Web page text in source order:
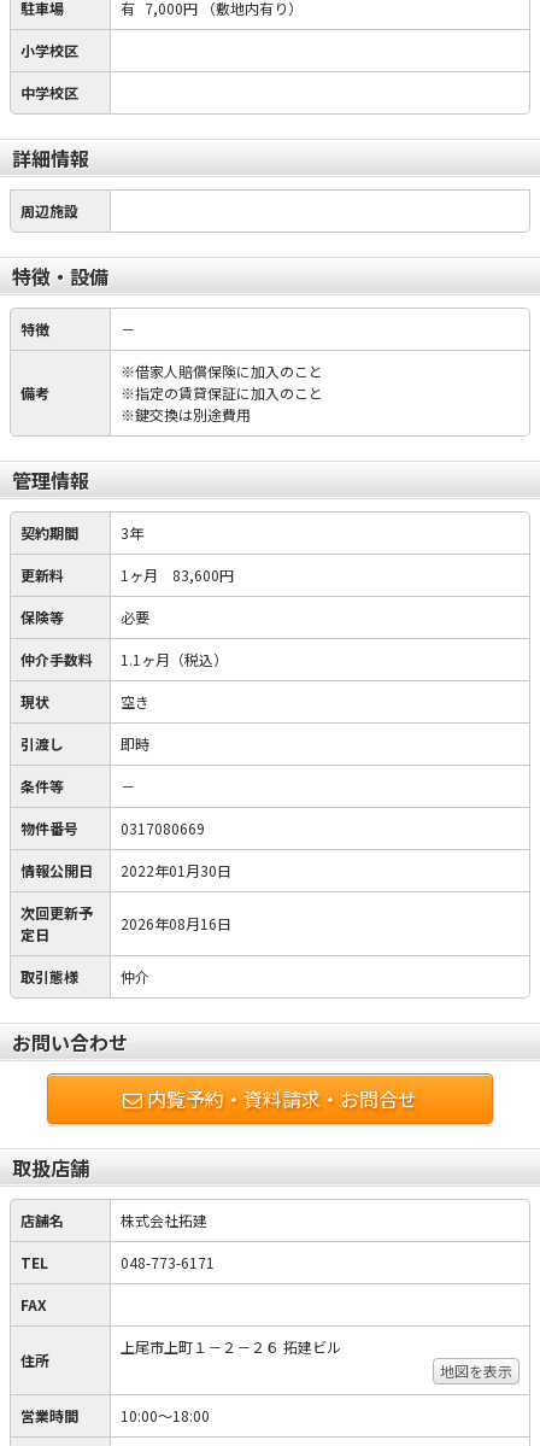
駐車場 有 7,000円 （敷地内有り）
小学校区
中学校区
詳細情報
周辺施設
特徴・設備
特徴 －
備考
※借家人賠償保険に加入のこと
※指定の賃貸保証に加入のこと
※鍵交換は別途費用
管理情報
契約期間 3年
更新料 1ヶ月 83,600円
保険等 必要
仲介手数料 1.1ヶ月（税込）
現状 空き
引渡し 即時
条件等 －
物件番号 0317080669
情報公開日 2022年01月30日
次回更新予
定日
2026年08月16日
取引態様 仲介
お問い合わせ
内覧予約・資料請求・お問合せ
取扱店舗
店舗名 株式会社拓建
TEL 048-773-6171
FAX
住所
上尾市上町１－２－２６ 拓建ビル
地図を表示
営業時間 10:00～18:00